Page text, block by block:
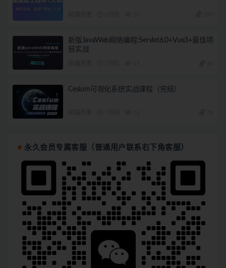
新版JavaWeb网络编程:Servlet6.0+Vue3+最佳项
目实战
Cesium可视化系统实战课程（完结）
永久会员专属客服（普通用户联系右下角客服）